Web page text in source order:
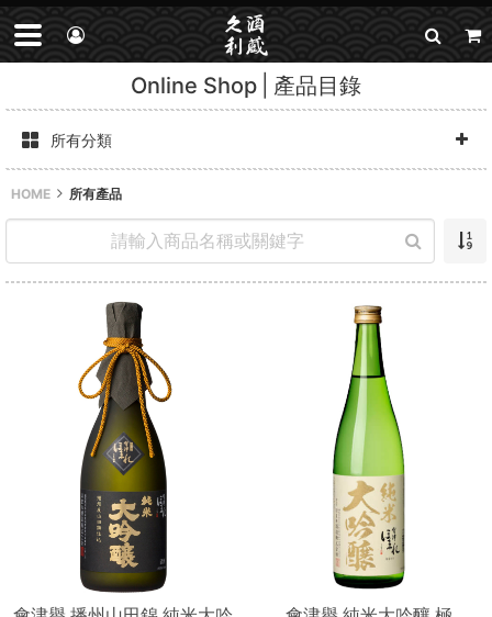
Online Shop 產品目錄
所有分類
HOME 所有產品